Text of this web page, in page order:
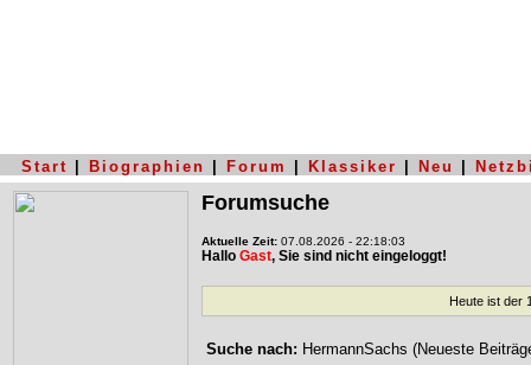
Start Biographien Forum Klassiker Neu
Forumsuche
Aktuelle Zeit: 07.08.2026 - 22:18:03
Hallo Gast, Sie sind nicht eingeloggt!
Heute ist der
Suche nach: HermannSachs (Neueste